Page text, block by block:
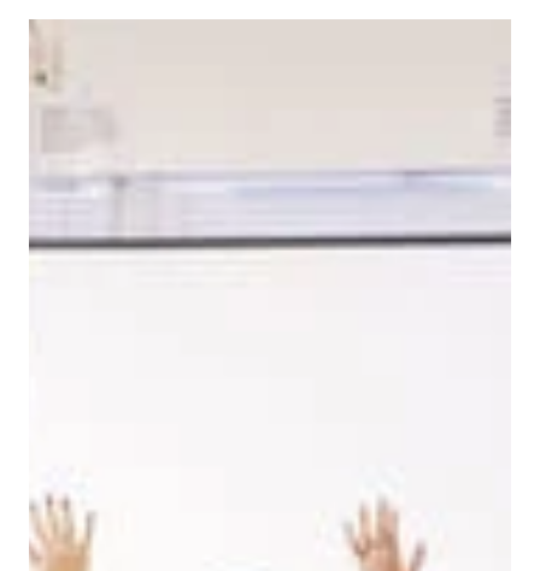
med annen informasjon du har gitt dem
eller som de har samlet inn fra din bruk av
Personvernerklæring